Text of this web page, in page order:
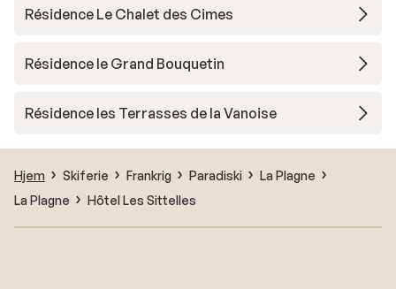
Résidence Le Chalet des Cimes
Résidence le Grand Bouquetin
Résidence les Terrasses de la Vanoise
Hjem Skiferie Frankrig Paradiski
La Plagne
La Plagne
Hôtel Les Sittelles